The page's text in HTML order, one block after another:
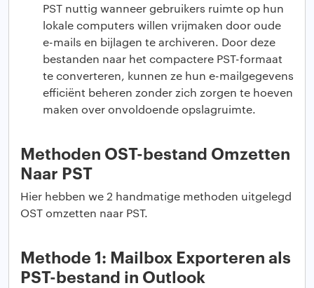
PST nuttig wanneer gebruikers ruimte op hun
lokale computers willen vrijmaken door oude
e-mails en bijlagen te archiveren. Door deze
bestanden naar het compactere PST-formaat
te converteren, kunnen ze hun e-mailgegevens
efficiënt beheren zonder zich zorgen te hoeven
maken over onvoldoende opslagruimte.
Methoden OST-bestand Omzetten
Naar PST
Hier hebben we 2 handmatige methoden uitgelegd
OST omzetten naar PST.
Methode 1: Mailbox Exporteren als
PST-bestand in Outlook